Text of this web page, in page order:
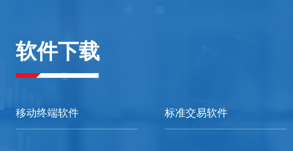
软件下载
移动终端软件 标准交易软件